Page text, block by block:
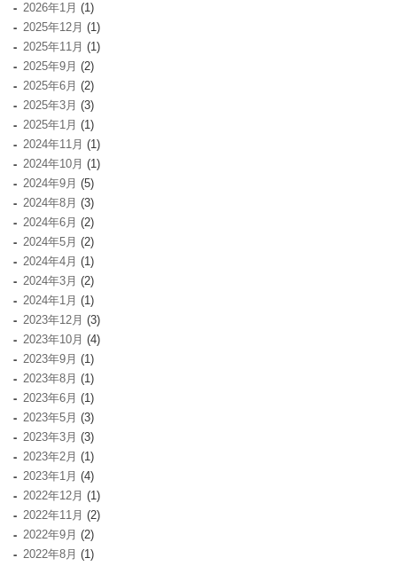
2026年1月 (1)
2025年12月 (1)
2025年11月 (1)
2025年9月 (2)
2025年6月 (2)
2025年3月 (3)
2025年1月 (1)
2024年11月 (1)
2024年10月 (1)
2024年9月 (5)
2024年8月 (3)
2024年6月 (2)
2024年5月 (2)
2024年4月 (1)
2024年3月 (2)
2024年1月 (1)
2023年12月 (3)
2023年10月 (4)
2023年9月 (1)
2023年8月 (1)
2023年6月 (1)
2023年5月 (3)
2023年3月 (3)
2023年2月 (1)
2023年1月 (4)
2022年12月 (1)
2022年11月 (2)
2022年9月 (2)
2022年8月 (1)